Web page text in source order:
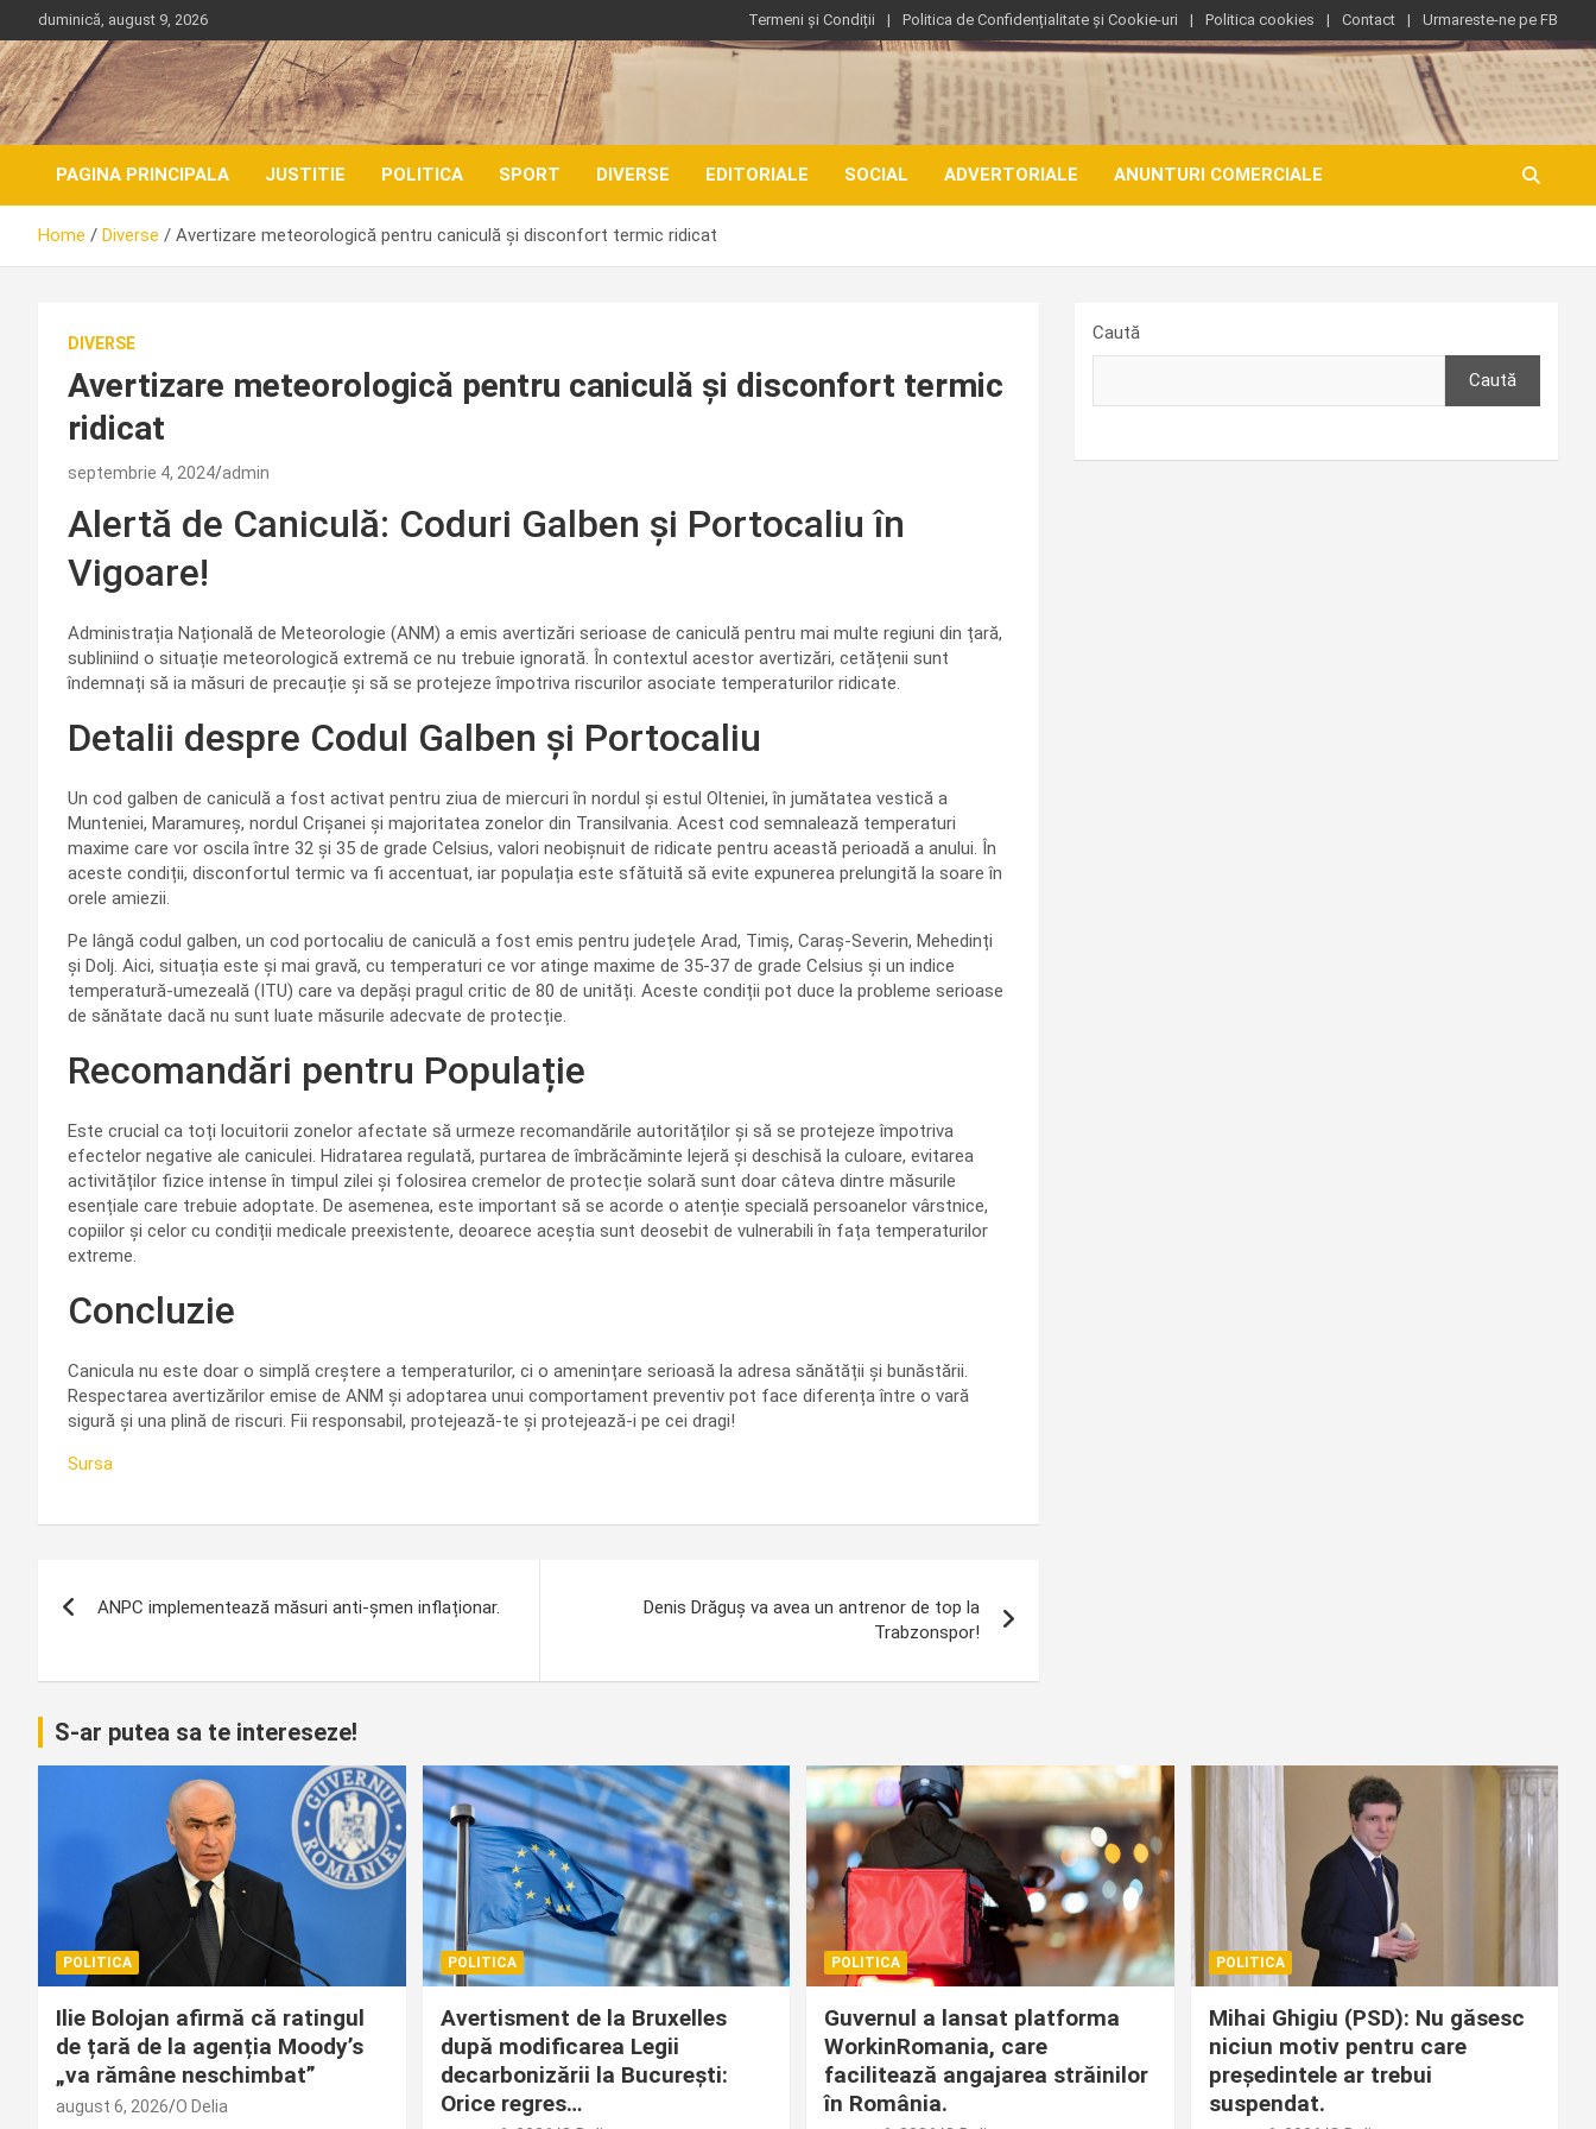
to
content
duminică, august 9, 2026 Termeni și Condiții Politica de Confidențialitate și Cookie-uri Politica cookies Contact Urmareste-ne pe FB
PAGINA PRINCIPALA JUSTITIE POLITICA SPORT DIVERSE EDITORIALE SOCIAL ADVERTORIALE ANUNTURI COMERCIALE
Home Diverse Avertizare meteorologică pentru caniculă și disconfort termic ridicat
DIVERSE
Avertizare meteorologică pentru caniculă și disconfort termic
ridicat
septembrie 4, 2024 admin
Alertă de Caniculă: Coduri Galben și Portocaliu în
Vigoare!
Administrația Națională de Meteorologie (ANM) a emis avertizări serioase de caniculă pentru mai multe regiuni din țară,
subliniind o situație meteorologică extremă ce nu trebuie ignorată. În contextul acestor avertizări, cetățenii sunt
îndemnați să ia măsuri de precauție și să se protejeze împotriva riscurilor asociate temperaturilor ridicate.
Detalii despre Codul Galben și Portocaliu
Un cod galben de caniculă a fost activat pentru ziua de miercuri în nordul și estul Olteniei, în jumătatea vestică a
Munteniei, Maramureș, nordul Crișanei și majoritatea zonelor din Transilvania. Acest cod semnalează temperaturi
maxime care vor oscila între 32 și 35 de grade Celsius, valori neobișnuit de ridicate pentru această perioadă a anului. În
aceste condiții, disconfortul termic va fi accentuat, iar populația este sfătuită să evite expunerea prelungită la soare în
orele amiezii.
Pe lângă codul galben, un cod portocaliu de caniculă a fost emis pentru județele Arad, Timiș, Caraș-Severin, Mehedinți
și Dolj. Aici, situația este și mai gravă, cu temperaturi ce vor atinge maxime de 35-37 de grade Celsius și un indice
temperatură-umezeală (ITU) care va depăși pragul critic de 80 de unități. Aceste condiții pot duce la probleme serioase
de sănătate dacă nu sunt luate măsurile adecvate de protecție.
Recomandări pentru Populație
Este crucial ca toți locuitorii zonelor afectate să urmeze recomandările autorităților și să se protejeze împotriva
efectelor negative ale caniculei. Hidratarea regulată, purtarea de îmbrăcăminte lejeră și deschisă la culoare, evitarea
activităților fizice intense în timpul zilei și folosirea cremelor de protecție solară sunt doar câteva dintre măsurile
esențiale care trebuie adoptate. De asemenea, este important să se acorde o atenție specială persoanelor vârstnice,
copiilor și celor cu condiții medicale preexistente, deoarece aceștia sunt deosebit de vulnerabili în fața temperaturilor
extreme.
Concluzie
Canicula nu este doar o simplă creștere a temperaturilor, ci o amenințare serioasă la adresa sănătății și bunăstării.
Respectarea avertizărilor emise de ANM și adoptarea unui comportament preventiv pot face diferența între o vară
sigură și una plină de riscuri. Fii responsabil, protejează-te și protejează-i pe cei dragi!
Sursa
articole
ANPC implementează măsuri anti-șmen inflaționar.
Denis Drăguș va avea un antrenor de top la
Trabzonspor!
Caută
Caută
S-ar putea sa te intereseze!
POLITICA
Ilie Bolojan afirmă că ratingul
de țară de la agenția Moody’s
„va rămâne neschimbat”
august 6, 2026 O Delia
POLITICA
Avertisment de la Bruxelles
după modificarea Legii
decarbonizării la București:
Orice regres…
POLITICA
Guvernul a lansat platforma
WorkinRomania, care
facilitează angajarea străinilor
în România.
POLITICA
Mihai Ghigiu (PSD): Nu găsesc
niciun motiv pentru care
președintele ar trebui
suspendat.